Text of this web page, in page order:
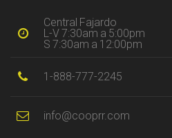
Central Fajardo
L-V 7:30am a 5:00pm
S 7:30am a 12:00pm
1-888-777-2245
info@cooprr.com